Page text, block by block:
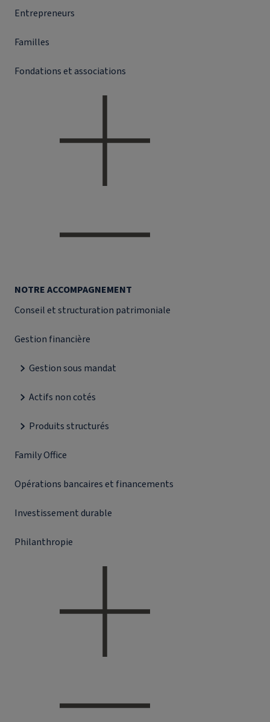
Entrepreneurs
Familles
Fondations et associations
NOTRE ACCOMPAGNEMENT
Conseil et structuration patrimoniale
Gestion financière
Gestion sous mandat
Actifs non cotés
Produits structurés
Family Office
Opérations bancaires et financements
Investissement durable
Philanthropie